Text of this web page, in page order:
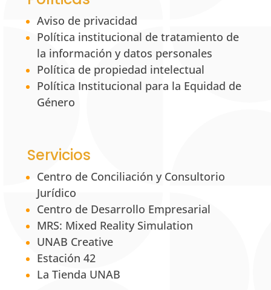
Aviso de privacidad
Política institucional de tratamiento de
la información y datos personales
Política de propiedad intelectual
Política Institucional para la Equidad de
Género
Servicios
Centro de Conciliación y Consultorio
Jurídico
Centro de Desarrollo Empresarial
MRS: Mixed Reality Simulation
UNAB Creative
Estación 42
La Tienda UNAB